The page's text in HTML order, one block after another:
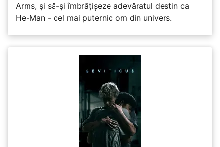
Arms, și să-și îmbrățișeze adevăratul destin ca
He-Man - cel mai puternic om din univers.